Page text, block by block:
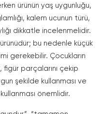
ürünün yaş uygunluğu,
kalem ucunun türü,
dikkatle incelenmelidir.
bu nedenle küçük
gerekebilir. Çocukların
figür parçalarını çekip
şekilde kullanması ve
önemlidir.